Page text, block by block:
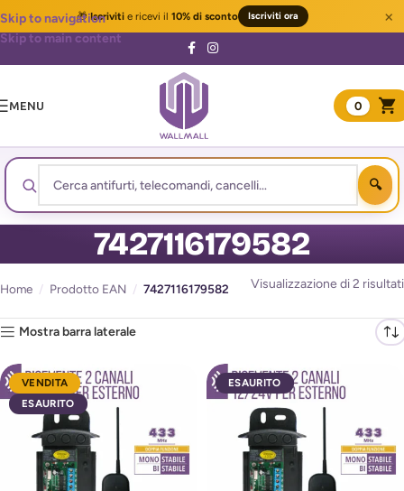
🎁Iscrivitie ricevi il 10% di sconto Iscriviti ora ×
Skip to navigation
Skip to main content
MENU 0
7427116179582
Home / Prodotto EAN / 7427116179582 Visualizzazione di 2 risultati
Mostra barra laterale
VENDITA
ESAURITO
ESAURITO